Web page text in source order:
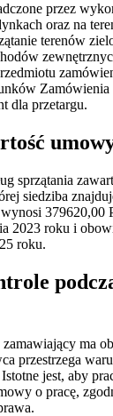
przez
oraz na
terenów
dla przetargu.
sprzątania
siedziba
379620,00
2023 roku i
roku.
ma
przestrzega
jest, aby
o pracę,